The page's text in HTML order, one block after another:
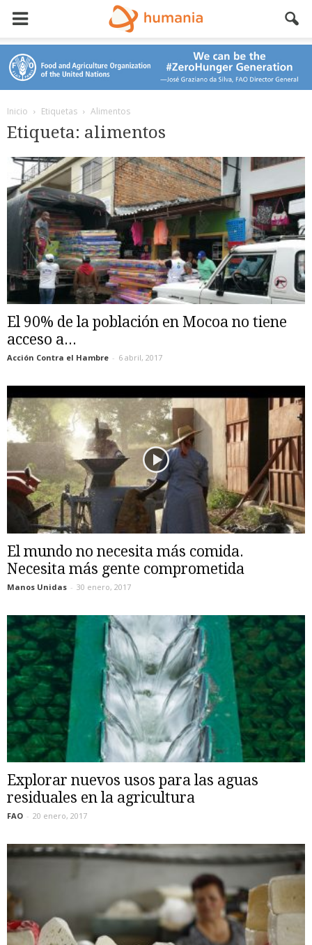
Inicio Etiquetas Alimentos
Etiqueta: alimentos
El 90% de la población en Mocoa no tiene
acceso a...
Acción Contra el Hambre - 6 abril, 2017
El mundo no necesita más comida.
Necesita más gente comprometida
Manos Unidas - 30 enero, 2017
Explorar nuevos usos para las aguas
residuales en la agricultura
FAO - 20 enero, 2017